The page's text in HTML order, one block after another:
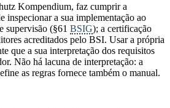
Kompendium, faz cumprir a
inspecionar a sua implementação ao
supervisão (§61 BSIG); a certificação
acreditados pelo BSI. Usar a própria
que a sua interpretação dos requisitos
Não há lacuna de interpretação: a
as regras fornece também o manual.